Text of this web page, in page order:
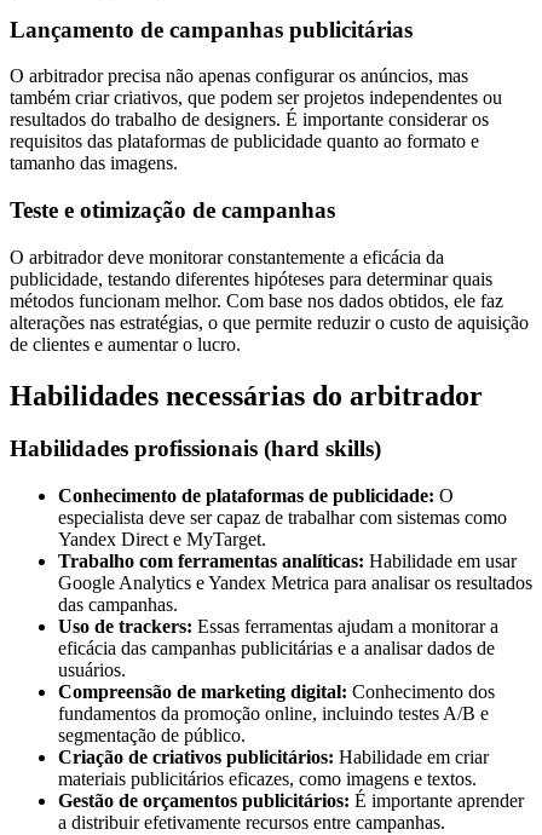
Lançamento de campanhas publicitárias
O arbitrador precisa não apenas configurar os anúncios, mas
também criar criativos, que podem ser projetos independentes ou
resultados do trabalho de designers. É importante considerar os
requisitos das plataformas de publicidade quanto ao formato e
tamanho das imagens.
Teste e otimização de campanhas
O arbitrador deve monitorar constantemente a eficácia da
publicidade, testando diferentes hipóteses para determinar quais
métodos funcionam melhor. Com base nos dados obtidos, ele faz
alterações nas estratégias, o que permite reduzir o custo de aquisição
de clientes e aumentar o lucro.
Habilidades necessárias do arbitrador
Habilidades profissionais (hard skills)
Conhecimento de plataformas de publicidade: O
especialista deve ser capaz de trabalhar com sistemas como
Yandex Direct e MyTarget.
Trabalho com ferramentas analíticas: Habilidade em usar
Google Analytics e Yandex Metrica para analisar os resultados
das campanhas.
Uso de trackers: Essas ferramentas ajudam a monitorar a
eficácia das campanhas publicitárias e a analisar dados de
usuários.
Compreensão de marketing digital: Conhecimento dos
fundamentos da promoção online, incluindo testes A/B e
segmentação de público.
Criação de criativos publicitários: Habilidade em criar
materiais publicitários eficazes, como imagens e textos.
Gestão de orçamentos publicitários: É importante aprender
a distribuir efetivamente recursos entre campanhas.